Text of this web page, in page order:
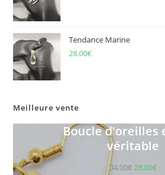
Tendance Marine
28.00€
Meilleure vente
Boucle d'oreilles
véritable
34.00€ 28.00€